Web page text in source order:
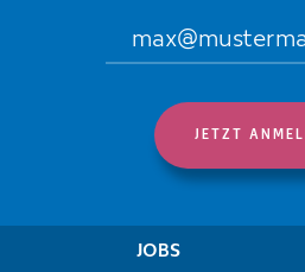
JOBS